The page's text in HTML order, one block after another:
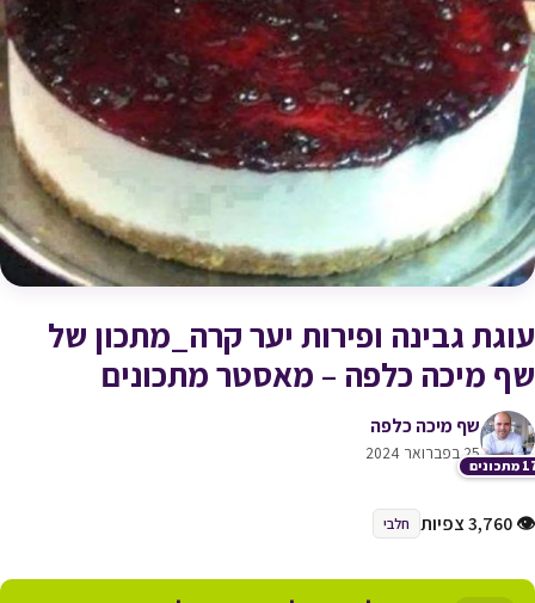
עוגת גבינה ופירות יער קרה_מתכון של
שף מיכה כלפה – מאסטר מתכונים
שף מיכה כלפה
25 בפברואר 2024
👁 3,760 צפיות חלבי